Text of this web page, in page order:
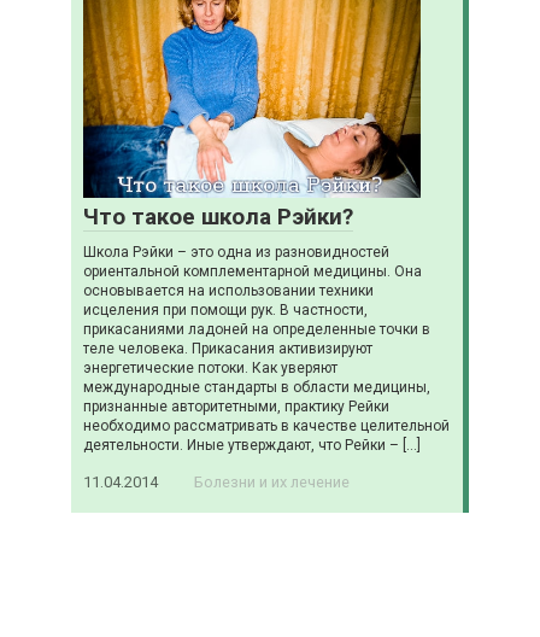
Что такое школа Рэйки?
Школа Рэйки – это одна из разновидностей
ориентальной комплементарной медицины. Она
основывается на использовании техники
исцеления при помощи рук. В частности,
прикасаниями ладоней на определенные точки в
теле человека. Прикасания активизируют
энергетические потоки. Как уверяют
международные стандарты в области медицины,
признанные авторитетными, практику Рейки
необходимо рассматривать в качестве целительной
деятельности. Иные утверждают, что Рейки – […]
11.04.2014 Болезни и их лечение